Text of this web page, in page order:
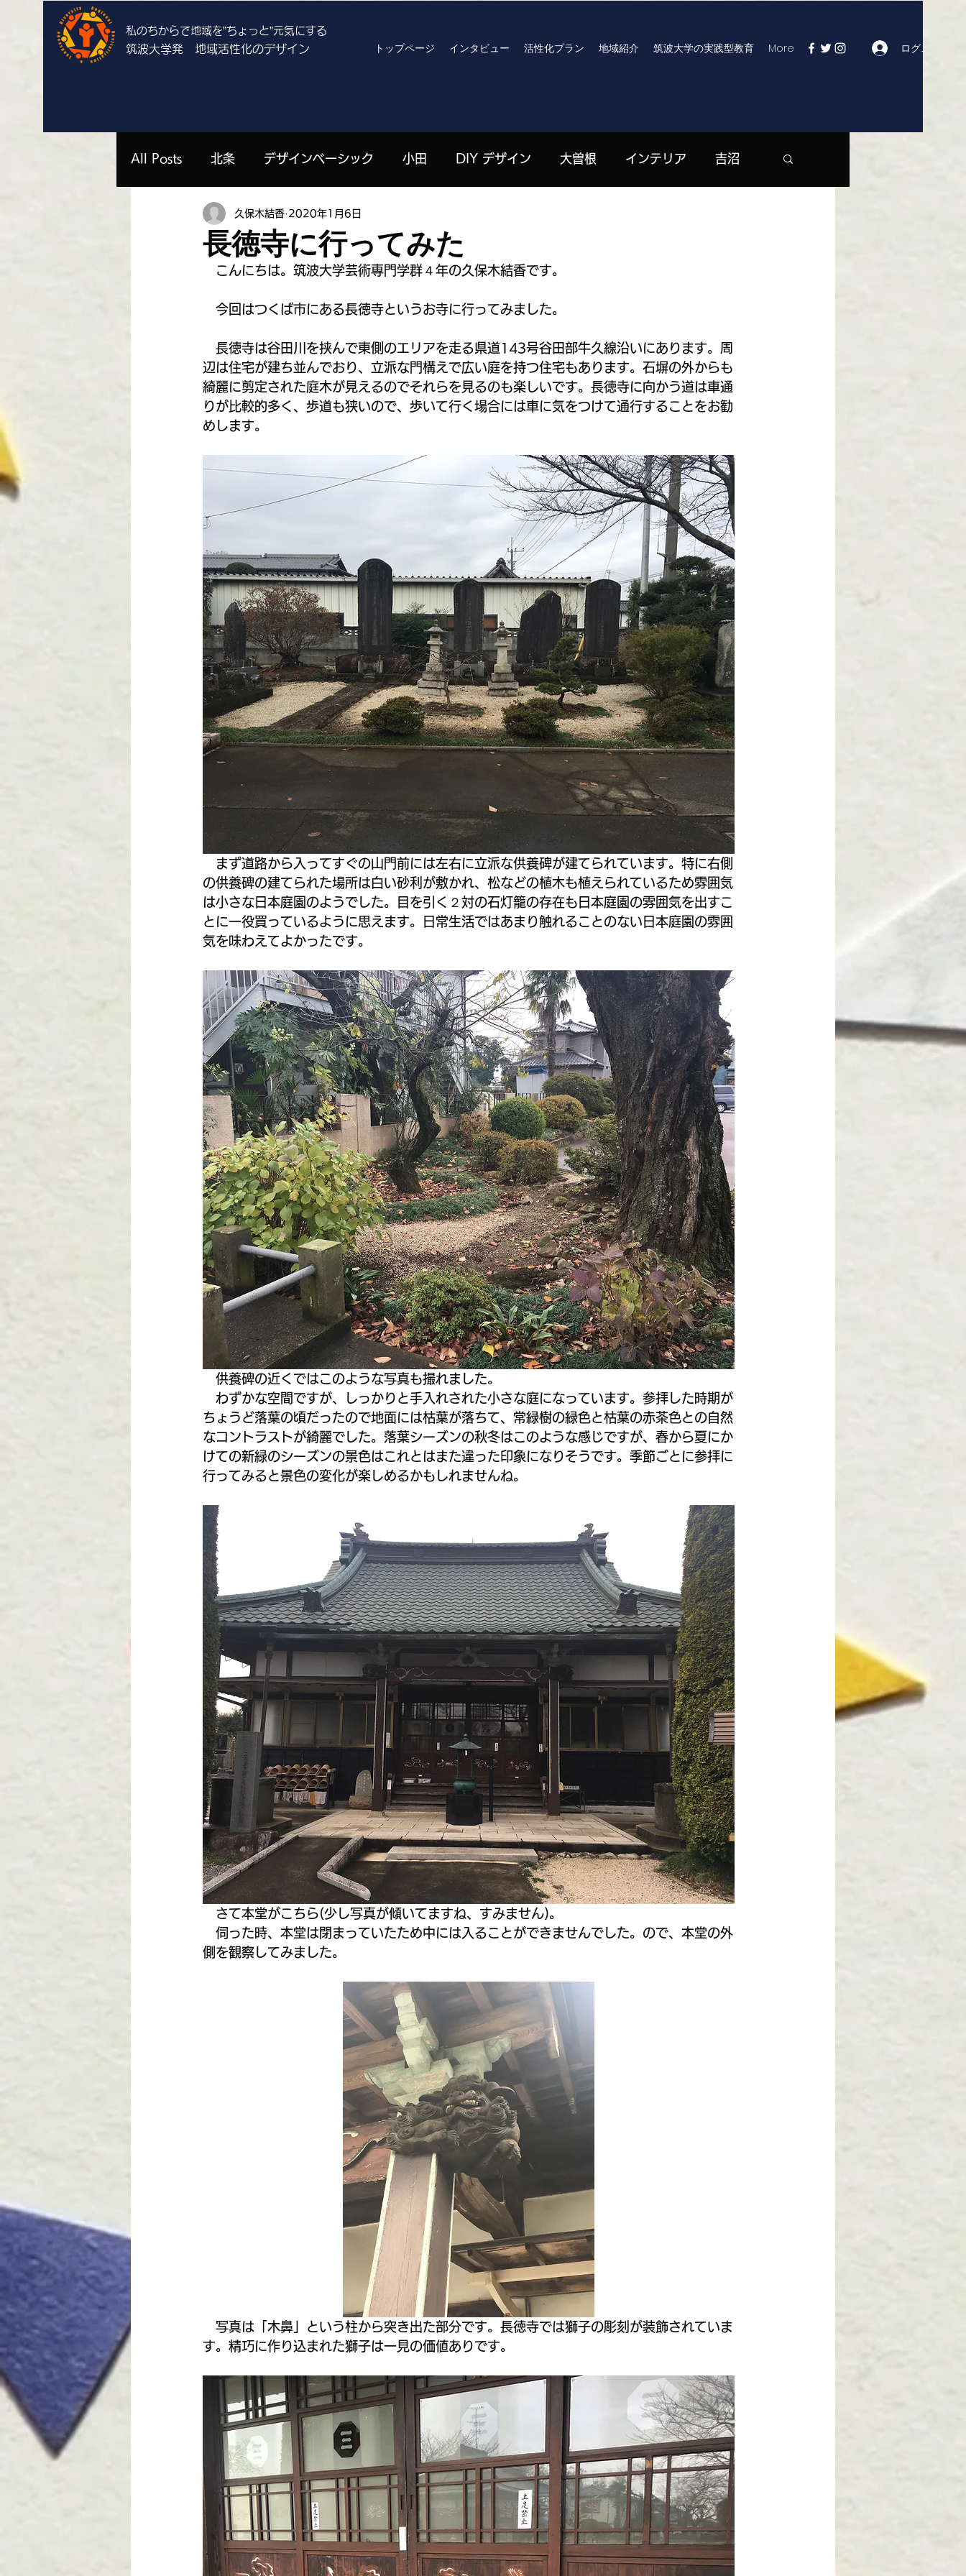
私のちからで地域を”ちょっと”元気にする
筑波大学発 地域活性化のデザイン トップページ インタビュー 活性化プラン 地域紹介 筑波大学の実践型教育 More ログイン
All Posts 北条 デザインベーシック 小田 DIY デザイン 大曽根 インテリア 吉沼
栄 谷田部 高見原
勝山祐衣 | 栄 濱中いずみ | 栄 嶋田珠々 | 高見原 劉山 | 上郷
長徳寺に行ってみた
久保木結香 2020年1月6日
こんにちは。筑波大学芸術専門学群４年の久保木結香です。
今回はつくば市にある長徳寺というお寺に行ってみました。
長徳寺は谷田川を挟んで東側のエリアを走る県道143号谷田部牛久線沿いにあります。周
辺は住宅が建ち並んでおり、立派な門構えで広い庭を持つ住宅もあります。石塀の外からも
綺麗に剪定された庭木が見えるのでそれらを見るのも楽しいです。長徳寺に向かう道は車通
りが比較的多く、歩道も狭いので、歩いて行く場合には車に気をつけて通行することをお勧
めします。
まず道路から入ってすぐの山門前には左右に立派な供養碑が建てられています。特に右側
の供養碑の建てられた場所は白い砂利が敷かれ、松などの植木も植えられているため雰囲気
は小さな日本庭園のようでした。目を引く２対の石灯籠の存在も日本庭園の雰囲気を出すこ
とに一役買っているように思えます。日常生活ではあまり触れることのない日本庭園の雰囲
気を味わえてよかったです。
供養碑の近くではこのような写真も撮れました。
わずかな空間ですが、しっかりと手入れされた小さな庭になっています。参拝した時期が
ちょうど落葉の頃だったので地面には枯葉が落ちて、常緑樹の緑色と枯葉の赤茶色との自然
なコントラストが綺麗でした。落葉シーズンの秋冬はこのような感じですが、春から夏にか
けての新緑のシーズンの景色はこれとはまた違った印象になりそうです。季節ごとに参拝に
行ってみると景色の変化が楽しめるかもしれませんね。
さて本堂がこちら(少し写真が傾いてますね、すみません)。
伺った時、本堂は閉まっていたため中には入ることができませんでした。ので、本堂の外
側を観察してみました。
写真は「木鼻」という柱から突き出た部分です。長徳寺では獅子の彫刻が装飾されていま
す。精巧に作り込まれた獅子は一見の価値ありです。